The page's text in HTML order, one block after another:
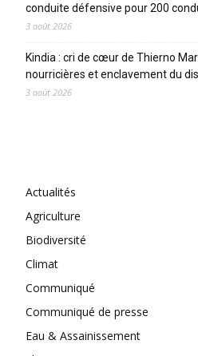
conduite défensive pour 200
3 août 2026
Kindia : cri de cœur de Thierno
nourricières et enclavement du
3 août 2026
Actualités
Agriculture
Biodiversité
Climat
Communiqué
Communiqué de presse
Eau & Assainissement